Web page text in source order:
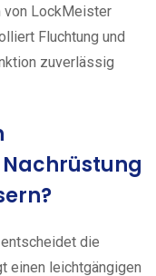
von LockMeister
Fluchtung und
zuverlässig
die
einen leichtgängigen